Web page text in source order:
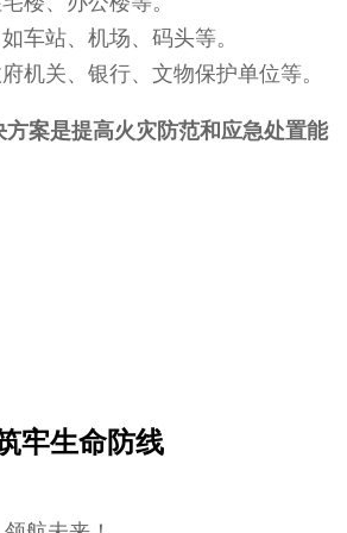
如车站、机场、码头等。
机关、银行、文物保护单位等。
案是提高火灾防范和应急处置能
牢生命防线